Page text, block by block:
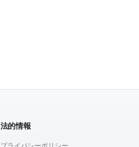
法的情報